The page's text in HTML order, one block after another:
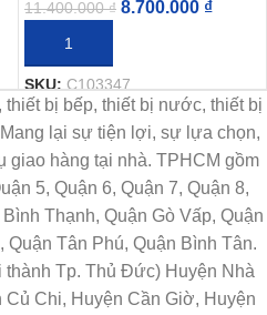
11.400.000₫ 8.700.000 ₫
THÊM VÀO GIỎ HÀNG
SKU:C103347
bị bếp, thiết bị nước, thiết bị
lại sự tiện lợi, sự lựa chọn,
giao hàng tại nhà. TPHCM gồm
5, Quận 6, Quận 7, Quận 8,
Thạnh, Quận Gò Vấp, Quận
Quận Tân Phú, Quận Bình Tân.
Tp. Thủ Đức) Huyện Nhà
Củ Chi, Huyện Cần Giờ, Huyện